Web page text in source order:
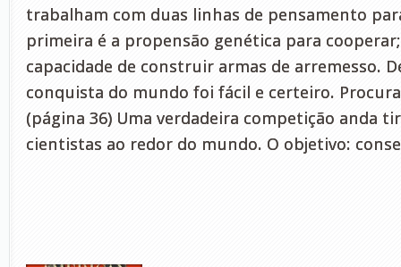
trabalham com duas linhas de pensamento
primeira é a propensão genética para
capacidade de construir armas de arremesso.
conquista do mundo foi fácil e certeiro.
(página 36) Uma verdadeira competição anda
cientistas ao redor do mundo. O objetivo: